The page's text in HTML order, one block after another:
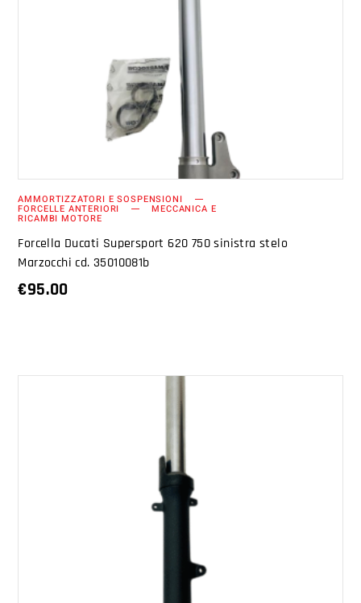
AGGIUNGI AL CARRELLO
AMMORTIZZATORI E SOSPENSIONI
FORCELLE ANTERIORI MECCANICA E
RICAMBI MOTORE
Forcella Ducati Supersport 620 750 sinistra stelo
Marzocchi cd. 35010081b
€95.00
AGGIUNGI AL CARRELLO